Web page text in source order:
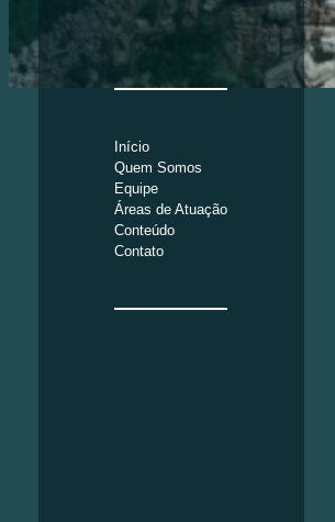
Início
Quem Somos
Equipe
Áreas de Atuação
Conteúdo
Contato